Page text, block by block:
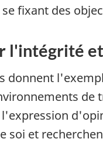
se fixant des
l'intégrité
donnent
de
soi et